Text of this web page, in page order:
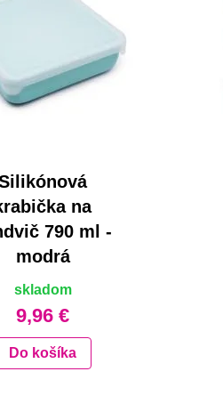
na
790 ml -
modrá
skladom
9,96 €
Do košíka